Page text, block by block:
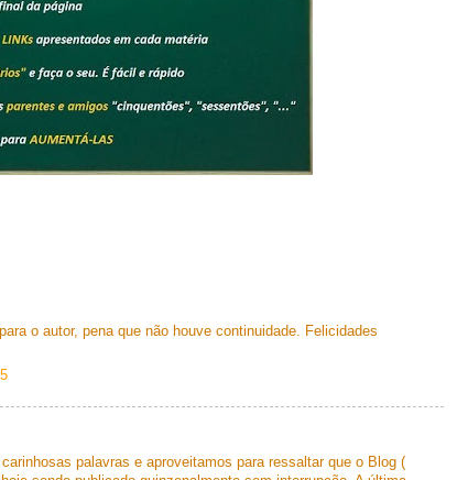
o autor, pena que não houve continuidade. Felicidades
palavras e aproveitamos para ressaltar que o Blog (